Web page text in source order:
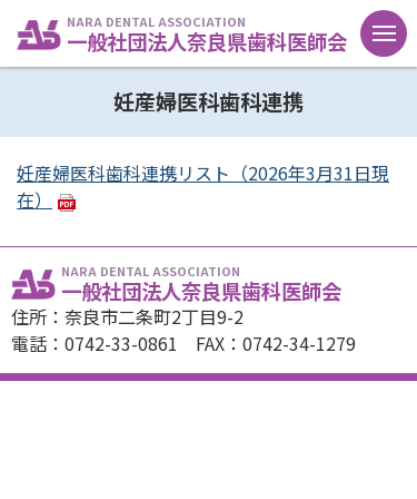
NARA DENTAL ASSOCIATION
一般社団法人奈良県歯科医師会
妊産婦医科歯科連携
妊産婦医科歯科連携リスト（2026年3月31日現
在）
NARA DENTAL ASSOCIATION
一般社団法人奈良県歯科医師会
住所：奈良市二条町2丁目9-2
電話：0742-33-0861 FAX：0742-34-1279